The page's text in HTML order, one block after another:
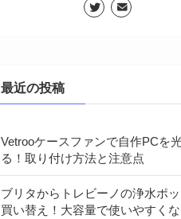
最近の投稿
Vetrooケースファンで自作PCを
る！取り付け方法と注意点
ブリタからトレビーノの浄水ポ
買い替え！大容量で使いやすく